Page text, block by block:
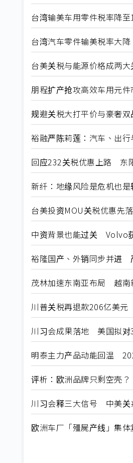
台湾输美车用零件税率降
台湾汽车零件输美税率大
台美关税与能源价格成两
朋程扩产抢攻高效车用元
规避关税大打平价与豪奢
裕融严陈莉莲：汽车、出
回应232关税优惠上路 东
新纤：地缘风险是危机也
台美投资MOU关税优惠先
中资背景也能过关 Volvo
裕隆国产、外销同步并进
茂林加速东南亚布局 越南
川普关税再退款206亿美
川习会成果落地 美国拟对
明泰主力产品动能回温
评析：欧洲品牌只剩空壳
川习会释三大信号 中美关
欧洲车厂「殭屍产线」集